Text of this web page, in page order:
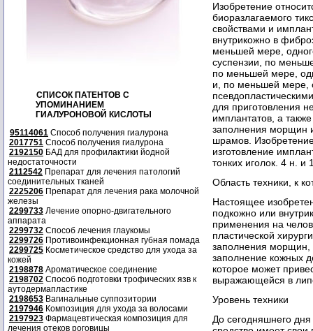
СПИСОК ПАТЕНТОВ С
УПОМИНАНИЕМ
ГИАЛУРОНОВОЙ КИСЛОТЫ
95114061 Способ получения гиалурона
2017751 Способ получения гиалурона
2192150 БАД для профилактики йодной
недостаточности
2112542 Препарат для лечения патологий
соединительных тканей
2225206 Препарат для лечения рака молочной
железы
2299733 Лечение опорно-двигательного
аппарата
2299732 Способ лечения глаукомы
2299726 Противоинфекционная губная помада
2299725 Косметическое средство для ухода за
кожей
2198878 Ароматическое соединение
2198702 Способ подготовки трофических язв к
аутодермапластике
2198653 Вагинальные суппозитории
2197946 Композиция для ухода за волосами
2197923 Фармацевтическая композиция для
лечения отеков роговицы
Изобретение
биоразлагаемого
свойствами и
внутрикожно в
меньшей мере,
суспензии, по
по меньшей мере,
и, по меньшей мере,
для приготовления
имплантатов, а
заполнения морщин
шрамов.
изготовление
тонких иголок. 4 н.
Область техники, к
Настоящее
подкожно или
применения на
пластической
заполнения
заполнение кожных
которое может
выражающейся в
Уровень техники
До сегодняшнего